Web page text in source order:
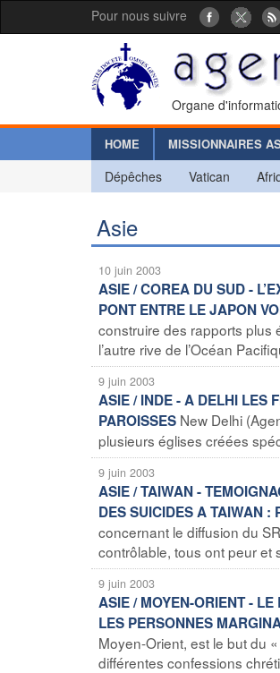
Pour nous suivre
Organe
HOME MISSIONNAIRES
Dépêches Vatican
Asie
10 juin 2003
ASIE / COREA DU SUD -
PONT ENTRE LE JAPON
construire des rapports plus
l’autre rive de l’Océan
9 juin 2003
ASIE / INDE - A DELHI LES
PAROISSES New Delhi
plusieurs églises créées
9 juin 2003
ASIE / TAIWAN -
DES SUICIDES A TAIWAN :
concernant le diffusion du
contrôlable, tous ont peur et
9 juin 2003
ASIE / MOYEN-ORIENT -
LES PERSONNES
Moyen-Orient, est le but du
différentes confessions